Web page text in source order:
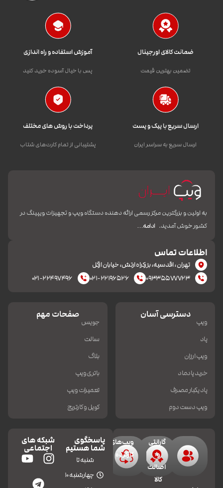
ضمانت کالای اورجینال
تضمین بهترین قیمت
آموزش استفاده و راه اندازی
پس با خیال آسوده خرید کنید
ارسال سریع با پیک و پست
ارسال سریع به سراسر ایران
پرداخت با روش های مختلف
پشتیبانی از تمام کارت‌های شتاب
به اولین و بزرگترین مرکز رسمی ارائه دهنده دستگاه ویپ و تجهیزات ویپینگ در
کشور خوش آمدید. ادامه…
اطلاعات تماس
تهران، اقدسیه، بزرکراه ارتش، خیابان ازگل
۰۹۳۳۵۵۷۷۷۲۳
۰۲۱-۲۲۱۹۶۵۲۶ ۰۲۱-۲۲۴۹۷۴۹۶
دسترسی آسان
ویپ
پاد
ویپ ارزان
خرید پادماد
پاد یکبار مصرف
ویپ دست دوم
صفحات مهم
جویس
سالت
بلاگ
باتری ویپ
تعمیرات ویپ
کویل و کارتریج
گارانتی
و
اصالت
کالا
ویپ‌های
کارکرده
پاسخگوی
شما هستیم
شنبه تا
چهارشنبه 10
شبکه های
اجتماعی